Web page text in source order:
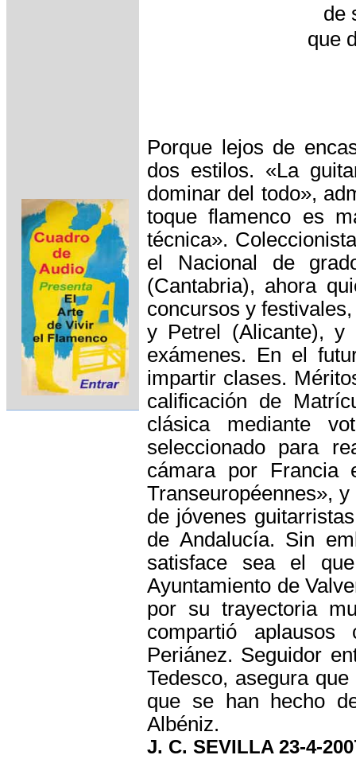
de
que
Porque lejos de
dos estilos. «La
dominar del todo»,
toque flamenco es
técnica».
el Nacional de
(Cantabria), ahora
concursos y
y Petrel (Alicante), y
exámenes. En el
impartir clases.
calificación de
clásica mediante
seleccionado para
cámara por Francia
Transeuropéennes»,
de jóvenes
de Andalucía. Sin
satisface sea el
Ayuntamiento de
por su trayectoria
compartió
Periánez. Seguidor
Tedesco, asegura
que se han hecho
Albéniz.
J. C. SEVILLA 23-4-